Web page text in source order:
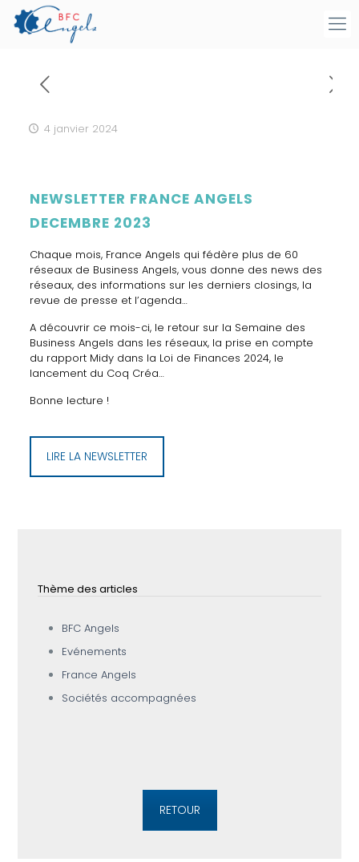
4 janvier 2024
NEWSLETTER FRANCE ANGELS
DECEMBRE 2023
Chaque mois, France Angels qui fédère plus de 60
réseaux de Business Angels, vous donne des news des
réseaux, des informations sur les derniers closings, la
revue de presse et l’agenda…
A découvrir ce mois-ci, le retour sur la Semaine des
Business Angels dans les réseaux, la prise en compte
du rapport Midy dans la Loi de Finances 2024, le
lancement du Coq Créa…
Bonne lecture !
LIRE LA NEWSLETTER
Thème des articles
BFC Angels
Evénements
France Angels
Sociétés accompagnées
RETOUR